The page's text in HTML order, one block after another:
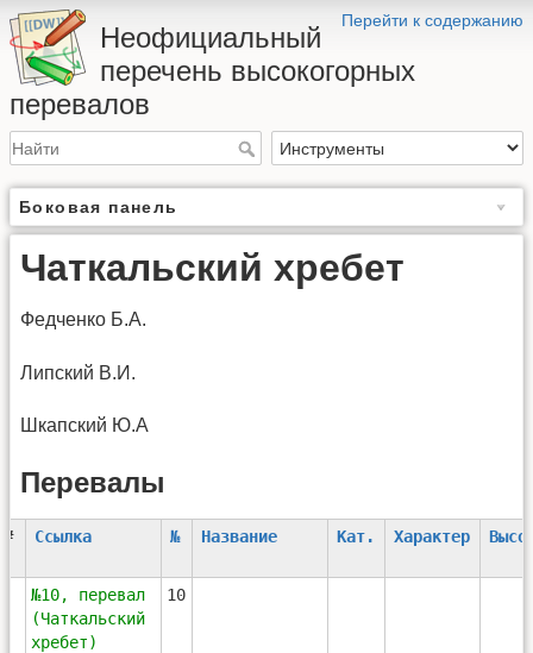
Перейти к содержанию
Неофициальный
перечень высокогорных
перевалов
Боковая панель
Чаткальский хребет
Федченко Б.А.
Липский В.И.
Шкапский Ю.А
Перевалы
# Ссылка № Название Кат. Характер
№10, перевал
(Чаткальский
хребет)
10